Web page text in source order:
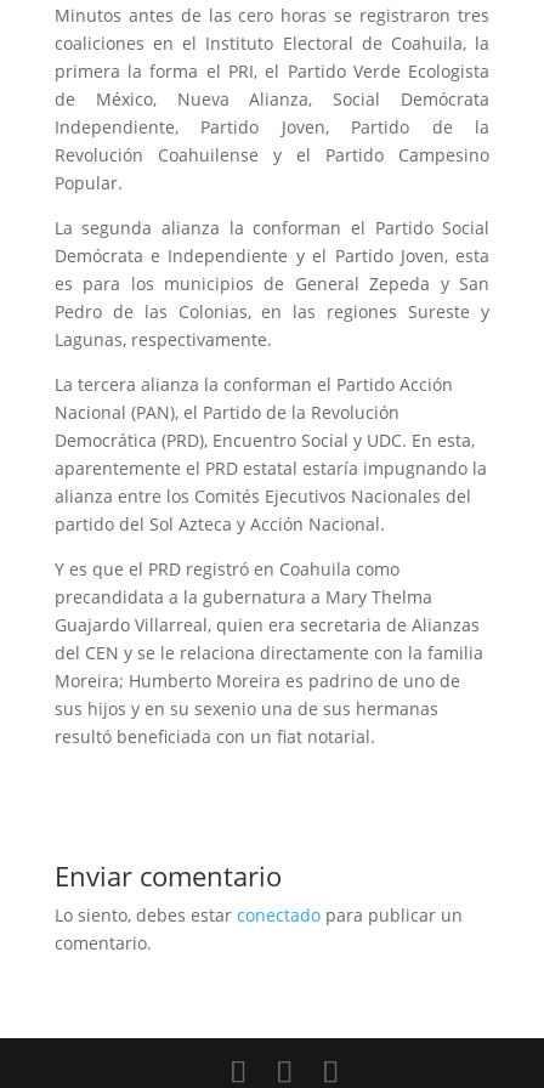
Minutos antes de las cero horas se registraron tres
coaliciones en el Instituto Electoral de Coahuila, la
primera la forma el PRI, el Partido Verde Ecologista
de México, Nueva Alianza, Social Demócrata
Independiente, Partido Joven, Partido de la
Revolución Coahuilense y el Partido Campesino
Popular.
La segunda alianza la conforman el Partido Social
Demócrata e Independiente y el Partido Joven, esta
es para los municipios de General Zepeda y San
Pedro de las Colonias, en las regiones Sureste y
Lagunas, respectivamente.
La tercera alianza la conforman el Partido Acción
Nacional (PAN), el Partido de la Revolución
Democrática (PRD), Encuentro Social y UDC. En esta,
aparentemente el PRD estatal estaría impugnando la
alianza entre los Comités Ejecutivos Nacionales del
partido del Sol Azteca y Acción Nacional.
Y es que el PRD registró en Coahuila como
precandidata a la gubernatura a Mary Thelma
Guajardo Villarreal, quien era secretaria de Alianzas
del CEN y se le relaciona directamente con la familia
Moreira; Humberto Moreira es padrino de uno de
sus hijos y en su sexenio una de sus hermanas
resultó beneficiada con un fiat notarial.
Enviar comentario
Lo siento, debes estar conectadopara publicar un
comentario.